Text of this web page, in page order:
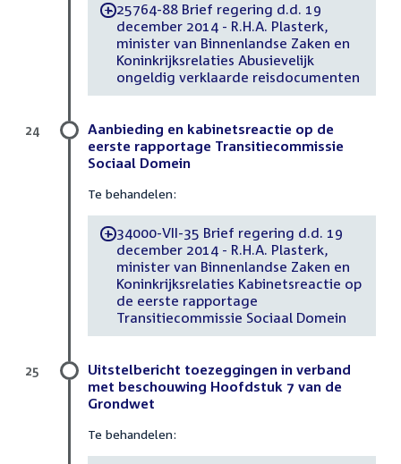
-25764-88 Brief regering d.d. 19
december 2014 - R.H.A. Plasterk,
minister van Binnenlandse Zaken en
Koninkrijksrelaties Abusievelijk
ongeldig verklaarde reisdocumenten
Aanbieding en kabinetsreactie op de
eerste rapportage Transitiecommissie
Sociaal Domein
Te behandelen:
-34000-VII-35 Brief regering d.d. 19
december 2014 - R.H.A. Plasterk,
minister van Binnenlandse Zaken en
Koninkrijksrelaties Kabinetsreactie op
de eerste rapportage
Transitiecommissie Sociaal Domein
24
Uitstelbericht toezeggingen in verband
met beschouwing Hoofdstuk 7 van de
Grondwet
Te behandelen:
25